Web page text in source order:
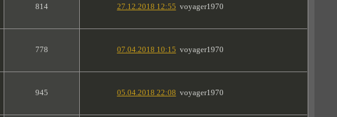
814 27.12.2018 12:55 voyager1970
778 07.04.2018 10:15 voyager1970
945 05.04.2018 22:08 voyager1970